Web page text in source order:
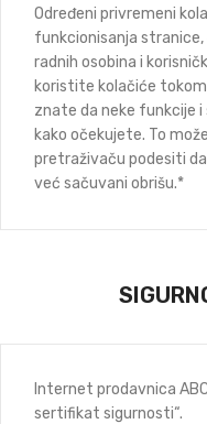
Određeni privremeni
funkcionisanja stranice,
radnih osobina i
koristite kolačiće
znate da neke funkcije
kako očekujete. To
pretraživaču podesiti
već sačuvani obrišu.*
Internet prodavnica
sertifikat sigurnosti“.